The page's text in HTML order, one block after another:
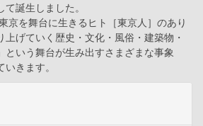
誕生しました。
京を舞台に生きるヒト［東京人］のあり
上げていく歴史・文化・風俗・建築物・
という舞台が生み出すさまざまな事象
きます。